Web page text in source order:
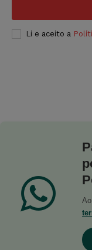
Li e aceito a